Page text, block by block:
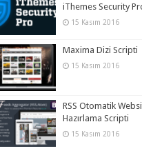
iThemes Security
15 Kasım 2016
Maxima Dizi Scripti
15 Kasım 2016
RSS Otomatik
Hazırlama Scripti
15 Kasım 2016